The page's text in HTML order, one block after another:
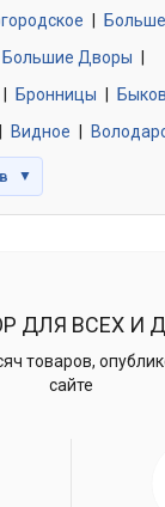
Большие Дворы
Бронницы
Видное
▼
ДЛЯ ВСЕХ И
товаров,
сайте